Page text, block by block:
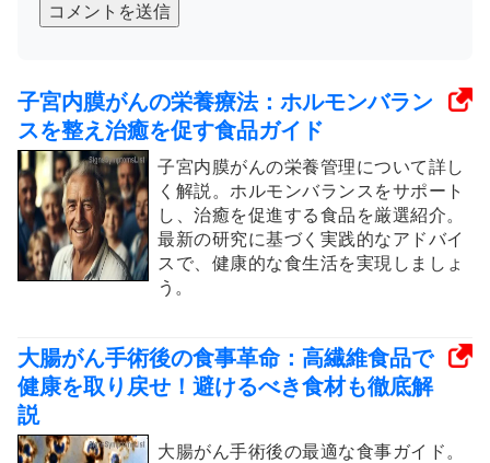
コメントを送信
子宮内膜がんの栄養療法：ホルモンバラン
スを整え治癒を促す食品ガイド
子宮内膜がんの栄養管理について詳し
く解説。ホルモンバランスをサポート
し、治癒を促進する食品を厳選紹介。
最新の研究に基づく実践的なアドバイ
スで、健康的な食生活を実現しましょ
う。
大腸がん手術後の食事革命：高繊維食品で
健康を取り戻せ！避けるべき食材も徹底解
説
大腸がん手術後の最適な食事ガイド。